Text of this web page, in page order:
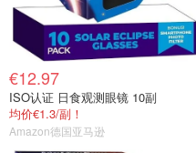
€12.97
ISO认证 日食观测眼镜 10副
均价€1.3/副！
Amazon德国亚马逊